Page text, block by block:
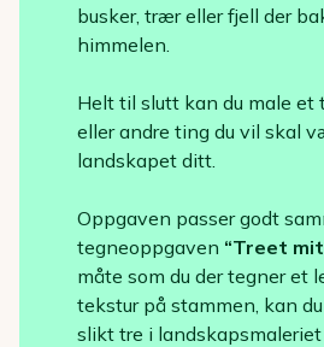
busker, trær eller fjell der
himmelen.
Helt til slutt kan du male et
eller andre ting du vil skal
landskapet ditt.
Oppgaven passer godt
tegneoppgaven “Treet
måte som du der tegner et
tekstur på stammen, kan
slikt tre i landskapsmaleriet